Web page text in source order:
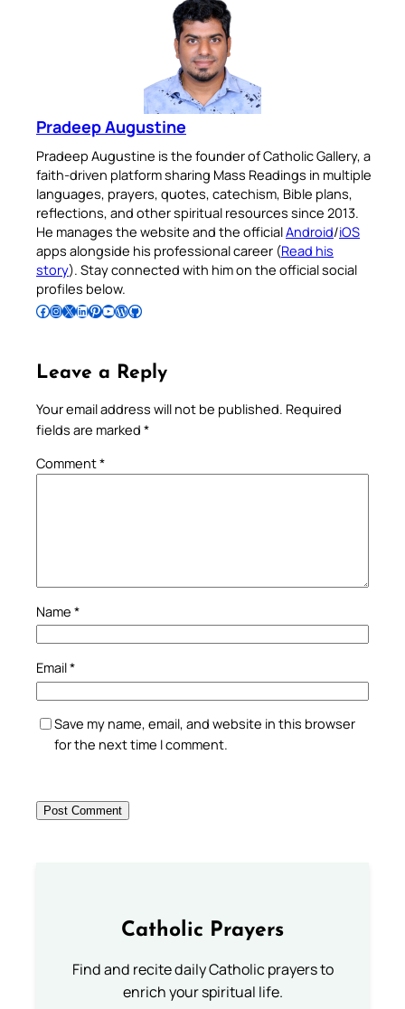
Pradeep Augustine
Pradeep Augustine is the founder of Catholic Gallery, a
faith-driven platform sharing Mass Readings in multiple
languages, prayers, quotes, catechism, Bible plans,
reflections, and other spiritual resources since 2013.
He manages the website and the officialAndroid/iOS
apps alongside his professional career (Read his
story). Stay connected with him on the official social
profiles below.
Follow Pradeep on Facebook Follow Pradeep on InstagramFollow Pradeep on X Follow Pradeep on LinkedIn Follow Pradeep on Pinterest Subscribe to Pradeep’s Youtube Channel Follow Pradeep on WordPress Follow Pradeep on GitHub
Leave a Reply
Your email address will not be published. Required
fields are marked *
Comment*
Name *
Email*
Save my name, email, and website in this browser
for the next time I comment.
Catholic Prayers
Find and recite daily Catholic prayers to
enrich your spiritual life.